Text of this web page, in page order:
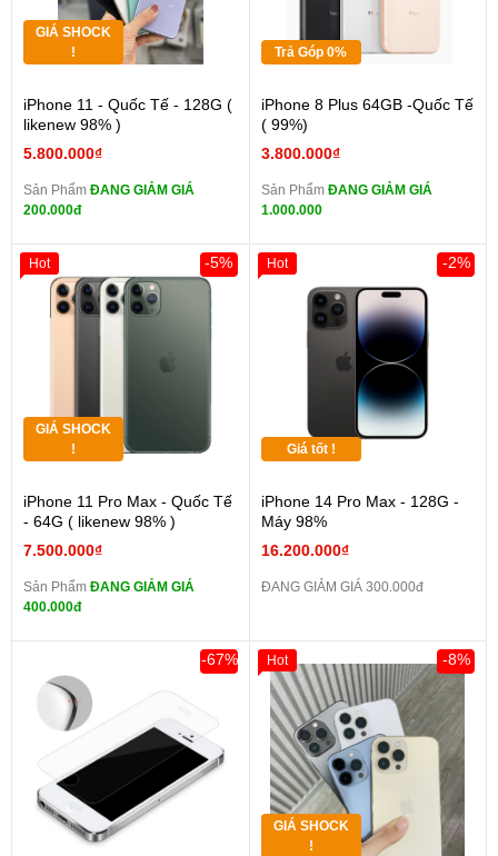
GIÁ SHOCK
!
iPhone 11 - Quốc Tế - 128G (
likenew 98% )
5.800.000₫
Sản Phẩm ĐANG GIẢM GIÁ
200.000đ
Trả Góp 0%
iPhone 8 Plus 64GB -Quốc Tế
( 99%)
3.800.000₫
Sản Phẩm ĐANG GIẢM GIÁ
1.000.000
GIÁ SHOCK
!
iPhone 11 Pro Max - Quốc Tế
- 64G ( likenew 98% )
7.500.000₫
-5%
Sản Phẩm ĐANG GIẢM GIÁ
400.000đ
Hot
Giá tốt !
iPhone 14 Pro Max - 128G -
Máy 98%
16.200.000₫
-2%
ĐANG GIẢM GIÁ 300.000đ
Hot
-67%
GIÁ SHOCK
!
-8%
Hot